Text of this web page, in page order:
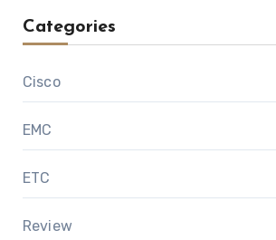
Categories
Cisco
EMC
ETC
Review